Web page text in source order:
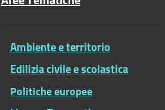
Ambiente e territorio
Edilizia civile e scolastica
Politiche europee